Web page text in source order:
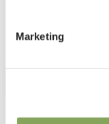
Marketing
06 11月 2018 | 兰花